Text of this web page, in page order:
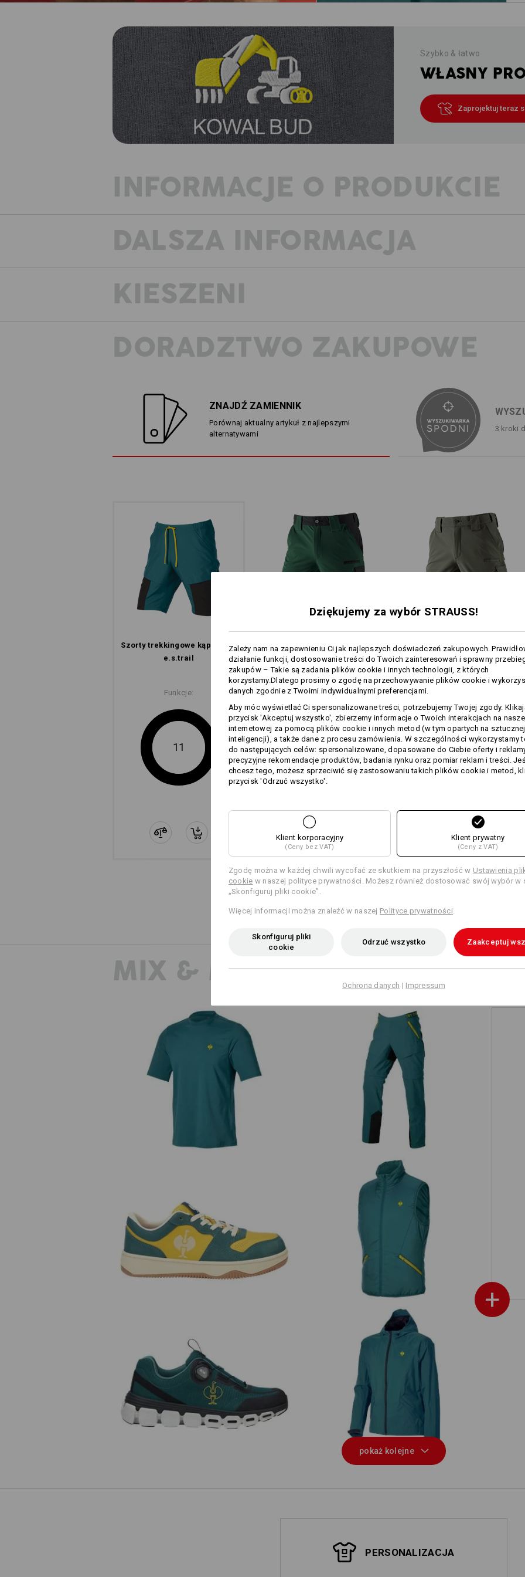
Szybko & łatwo
WŁASNY
Zaprojektuj teraz
INFORMACJE O PRODUKCIE
DO PRACY W WYSOKIEJ
I DESZCZU
każdą outdoorową przygodę.
temperaturach i po zamoczeniu.
uprawiających trekking lub rafting,
dynamicznym designem,
przypadku niespodziewanego
OPIS
Lekkie, szybkoschnące szorty
szeroki, elastyczny pas ze
2 kieszenie z przodu z
2 kieszenia na udach z
Poliester
Wskazówki pielęgnacyjne:
Prać w pralce w temperaturze
40°C
Nie suszyć w suszarce
Personalizacja:
Samodzielne
DALSZA INFORMACJA
PRZEMYŚLANA HYBRYDA
Idealne do nurkowania – choć wcale nie wyglądają jak strój kąpielowy: szorty trekkingowe
zaprojektowane tak, aby sprawdzały się w każdych warunkach. W wodzie, w suchych
KIESZENI
W zasięgu słuchu, a jednocześnie
komórkowy jest dostosowana do różnych
telefonu – także podczas pracy.
DORADZTWO ZAKUPOWE
ZNAJDŹ ZAMIENNIK
Porównaj aktualny artykuł z najlepszymi
alternatywami
3 kroki
Szorty trekkingowe kąpielowe
e.s.​trail
Funkcje:
11
Szorty funkcyjne e.s.​
dynashield
Szorty funkcyjne e.s.​
dynashield solid
Wspólne funkcje:
9 9
Porównaj wszystkie dane szczegółowe
MIX & MATCH
+
Koszulka funkcyjna UV e.s.trail
Spodnie funkcyjne z odpinanymi
nogawkami e.s.trail
S1 Półbuty bezpieczne e.s. Eindhoven
low
Kamizelka e.s.trail
O1 Buty robocze e.s. Rexburg low Wiatrówka light-pack e.s.trail
pokaż kolejne
PERSONALIZACJA
Dziękujemy za wybór STRAUSS!
Zależy nam na zapewnieniu Ci jak najlepszych doświadczeń zakupowych.
działanie funkcji, dostosowanie treści do Twoich zainteresowań i sprawny
zakupów – Takie są zadania plików cookie i innych technologii, z których
korzystamy.Dlatego prosimy o zgodę na przechowywanie plików cookie i
danych zgodnie z Twoimi indywidualnymi preferencjami.
Aby móc wyświetlać Ci spersonalizowane treści, potrzebujemy Twojej zgody.
przycisk 'Akceptuj wszystko', zbierzemy informacje o Twoich interakcjach na
internetowej za pomocą plików cookie i innych metod (w tym opartych na sztucznej
inteligencji), a także dane z procesu zamówienia. W szczególności wykorzystamy
do następujących celów: spersonalizowane, dopasowane do Ciebie oferty i
precyzyjne rekomendacje produktów, badania rynku oraz pomiar reklam i treści.
chcesz tego, możesz sprzeciwić się zastosowaniu takich plików cookie i metod,
przycisk 'Odrzuć wszystko'.
Klient korporacyjny
(Ceny bez VAT)
Klient prywatny
(Ceny z VAT)
Zgodę można w każdej chwili wycofać ze skutkiem na przyszłość w Ustawienia
cookie w naszej polityce prywatności. Możesz również dostosować swój wybór w
„Skonfiguruj pliki cookie”.
Więcej informacji można znaleźć w naszej Polityce prywatności
Skonfiguruj pliki
cookie
Odrzuć wszystko Zaakceptuj
Ochrona danych | Impressum